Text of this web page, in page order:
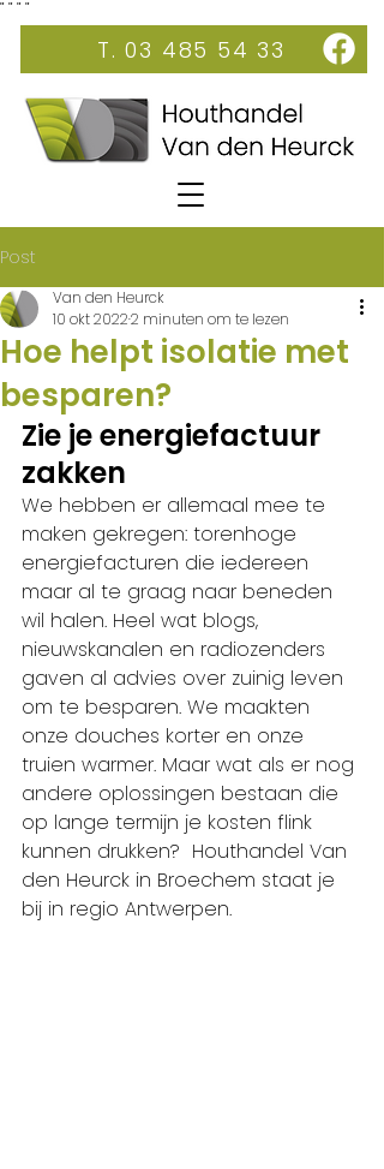
" " " "
T. 03 485 54 33
Post
Hoe helpt isolatie met
besparen?
Van den Heurck
10 okt 20222 minuten om te lezen
Zie je energiefactuur
zakken
We hebben er allemaal mee te
maken gekregen: torenhoge
energiefacturen die iedereen
maar al te graag naar beneden
wil halen. Heel wat blogs,
nieuwskanalen en radiozenders
gaven al advies over zuinig leven
om te besparen. We maakten
onze douches korter en onze
truien warmer. Maar wat als er nog
andere oplossingen bestaan die
op lange termijn je kosten flink
kunnen drukken?  Houthandel Van
den Heurck in Broechem staat je
bij in regio Antwerpen.